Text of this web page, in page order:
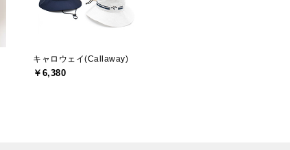
キャロウェイ(Callaway)
￥6,380